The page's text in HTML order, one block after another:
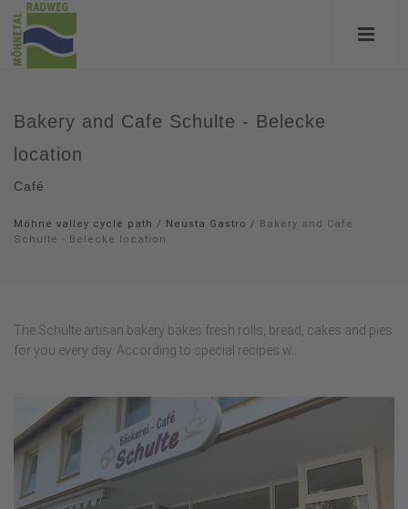
Bakery and Cafe Schulte - Belecke
location
Café
Möhne valley cycle path / Neusta Gastro / Bakery and Cafe
Schulte - Belecke location
The Schulte artisan bakery bakes fresh rolls, bread, cakes and pies
for you every day. According to special recipes w...